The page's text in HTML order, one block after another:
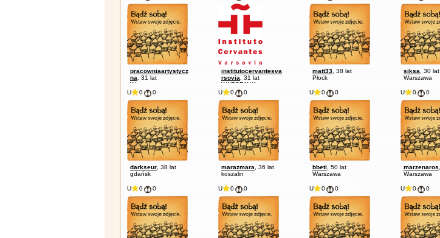
pracowniaartystycz
na , 31 lat
Warszawa
institutocervantesva
rsovia , 31 lat
WARSZAWA
matt33 , 38 lat
Płock
siksa , 30 lat
Warszawa
U 0 0
darkseur , 38 lat
gdańsk
U 0 0
marazmara , 36 lat
koszalin
U 0 0
bbeti , 50 lat
Warszawa
U 0 0
marzenaros
Warszawa
U 0 0 U 0 0 U 0 0 U 0 0